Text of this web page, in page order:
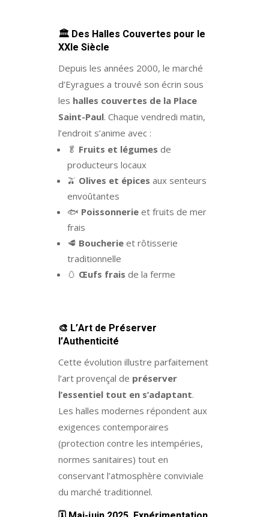
🏛️Des Halles Couvertes pour le
XXIe Siècle
Depuis les années 2000, le marché
d’Eyragues a trouvé son écrin sous
les halles couvertes de la Place
Saint-Paul. Chaque vendredi matin,
l’endroit s’anime avec :
🥬 Fruits et légumes de
producteurs locaux
🫒 Olives et épices aux senteurs
envoûtantes
🐟 Poissonnerieet fruits de mer
frais
🥩 Boucherieet rôtisserie
traditionnelle
🥚 Œufs frais de la ferme
🎨 L’Art de Préserver
l’Authenticité
Cette évolution illustre parfaitement
l’art provençal de préserver
l’essentiel tout en s’adaptant.
Les halles modernes répondent aux
exigences contemporaires
(protection contre les intempéries,
normes sanitaires) tout en
conservant l’atmosphère conviviale
du marché traditionnel.